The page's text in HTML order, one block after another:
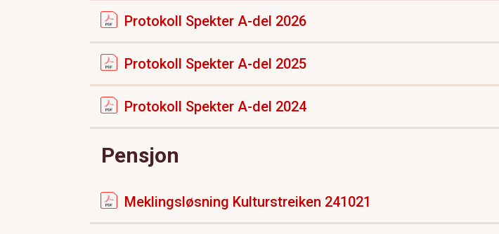
Protokoll Spekter A-del 2026
Protokoll Spekter A-del 2025
Protokoll Spekter A-del 2024
Pensjon
Meklingsløsning Kulturstreiken 241021